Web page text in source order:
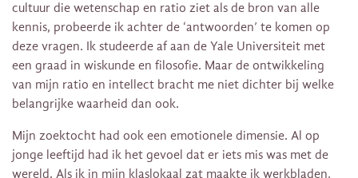
cultuur die wetenschap en ratio ziet als de bron van alle
kennis, probeerde ik achter de ‘antwoorden’ te komen op
deze vragen. Ik studeerde af aan de Yale Universiteit met
een graad in wiskunde en filosofie. Maar de ontwikkeling
van mijn ratio en intellect bracht me niet dichter bij welke
belangrijke waarheid dan ook.
Mijn zoektocht had ook een emotionele dimensie. Al op
jonge leeftijd had ik het gevoel dat er iets mis was met de
wereld. Als ik in mijn klaslokaal zat maakte ik werkbladen,